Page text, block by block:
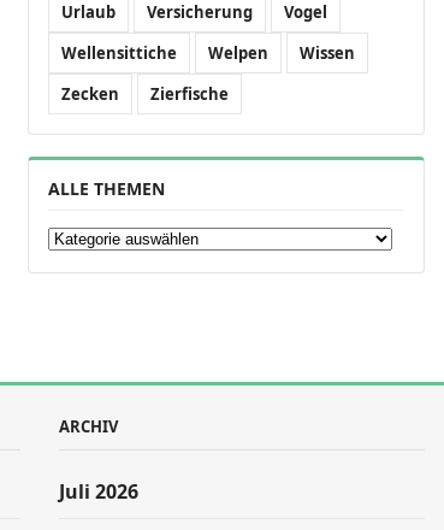
Urlaub
Versicherung
Vogel
Wellensittiche
Welpen
Wissen
Zecken
Zierfische
ALLE THEMEN
Alle Themen
ARCHIV
Juli 2026